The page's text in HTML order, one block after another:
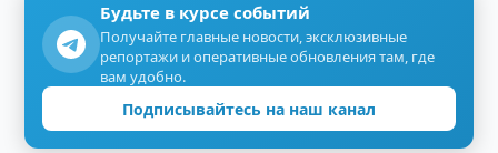
Будьте в курсе событий
Получайте главные новости, эксклюзивные
репортажи и оперативные обновления там, где
вам удобно.
Подписывайтесь на наш канал